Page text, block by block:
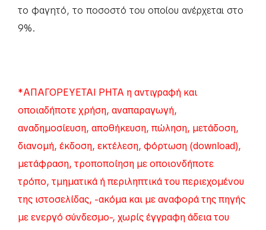
το φαγητό, το ποσοστό του οποίου ανέρχεται στο
9%.
*ΑΠΑΓΟΡΕΥΕΤΑΙ ΡΗΤΑ η αντιγραφή και
οποιαδήποτε χρήση, αναπαραγωγή,
αναδημοσίευση, αποθήκευση, πώληση, μετάδοση,
διανομή, έκδοση, εκτέλεση, φόρτωση (download),
μετάφραση, τροποποίηση με οποιονδήποτε
τρόπο, τμηματικά ή περιληπτικά του περιεχομένου
της ιστοσελίδας, -ακόμα και με αναφορά της πηγής
με ενεργό σύνδεσμο-, χωρίς έγγραφη άδεια του